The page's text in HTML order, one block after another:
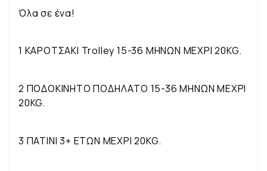
Όλα σε ένα!
1 ΚΑΡΟΤΣΑΚΙ Trolley 15-36 ΜΗΝΩΝ ΜΕΧΡΙ 20KG.
2 ΠΟΔΟΚΙΝΗΤΟ ΠΟΔΗΛΑΤΟ 15-36 ΜΗΝΩΝ ΜΕΧΡΙ
20KG.
3 ΠΑΤΙΝΙ 3+ ΕΤΩΝ ΜΕΧΡΙ 20KG.